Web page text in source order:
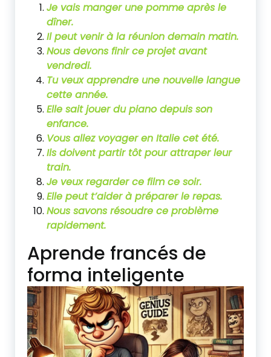
Je vais mangerune pomme après le
dîner.
Il peut venirà la réunion demain matin.
Nous devons finirce projet avant
vendredi.
Tu veux apprendre une nouvelle langue
cette année.
Elle sait jouerdu piano depuis son
enfance.
Vous allez voyageren Italie cet été.
Ils doivent partirtôt pour attraper leur
train.
Je veux regarderce film ce soir.
Elle peut t’aiderà préparer le repas.
Nous savons résoudre ce problème
rapidement.
Aprende francés de
forma inteligente